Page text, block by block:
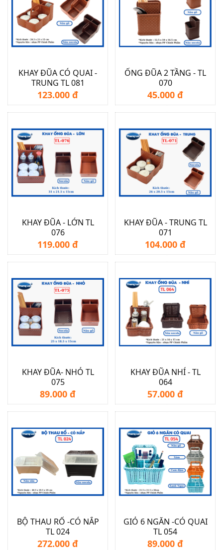
KHAY ĐŨA CÓ QUAI -
TRUNG TL 081
123.000 đ
ỐNG ĐŨA 2 TẦNG - TL
070
45.000 đ
KHAY ĐŨA - LỚN TL
076
119.000 đ
KHAY ĐŨA - TRUNG TL
071
104.000 đ
KHAY ĐŨA- NHỎ TL
075
89.000 đ
KHAY ĐŨA NHÍ - TL
064
57.000 đ
BỘ THAU RỔ -CÓ NẮP
TL 024
272.000 đ
GIỎ 6 NGĂN -CÓ QUAI
TL 054
89.000 đ